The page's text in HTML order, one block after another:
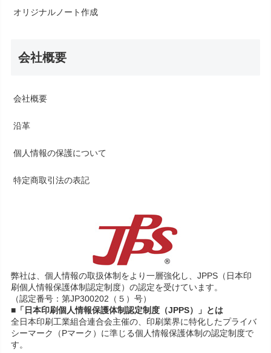
オリジナルノート作成
会社概要
会社概要
沿革
個人情報の保護について
特定商取引法の表記
弊社は、個人情報の取扱体制をより一層強化し、JPPS（日本印
刷個人情報保護体制認定制度）の認定を受けています。
（認定番号：第JP300202（５）号）
■「日本印刷個人情報保護体制認定制度（JPPS）」とは
全日本印刷工業組合連合会主催の、印刷業界に特化したプライバ
シーマーク（Pマーク）に準じる個人情報保護体制の認定制度で
す。